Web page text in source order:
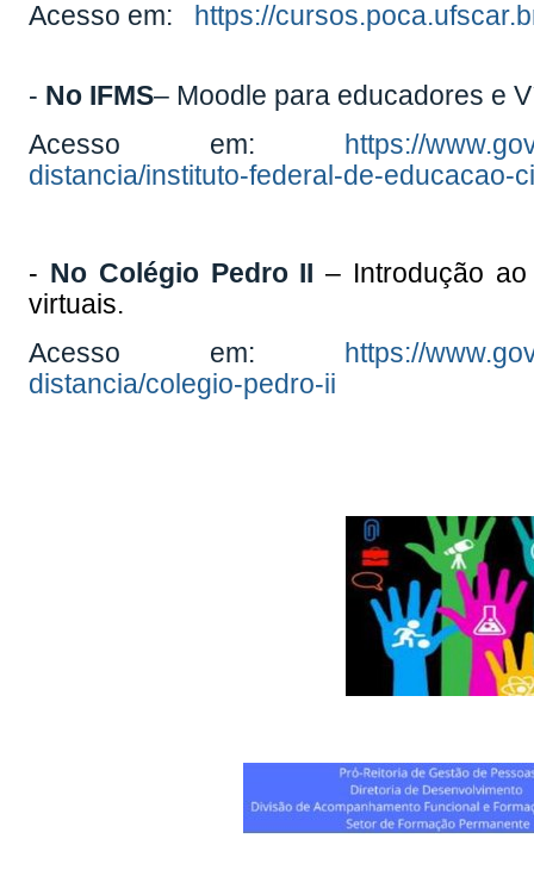
Acesso em:
https://
- No IFMS– Moodle para educadores e
Acesso em:
https://
distancia/instituto-federal-de-educacao-
- No Colégio Pedro II – Introdução
virtuais.
Acesso em:
https://
distancia/colegio-pedro-ii